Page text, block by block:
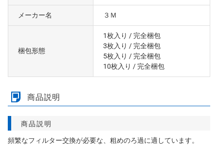
メーカー名 ３Ｍ
梱包形態
1枚入り / 完全梱包
3枚入り / 完全梱包
5枚入り / 完全梱包
10枚入り / 完全梱包
商品説明
商品説明
頻繁なフィルター交換が必要な、粗めのろ過に適しています。